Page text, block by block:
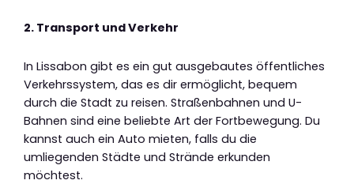
2. Transport und Verkehr
In Lissabon gibt es ein gut ausgebautes öffentliches
Verkehrssystem, das es dir ermöglicht, bequem
durch die Stadt zu reisen. Straßenbahnen und U-
Bahnen sind eine beliebte Art der Fortbewegung. Du
kannst auch ein Auto mieten, falls du die
umliegenden Städte und Strände erkunden
möchtest.